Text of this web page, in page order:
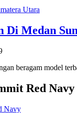
Di Medan
beragam model
Red Navy